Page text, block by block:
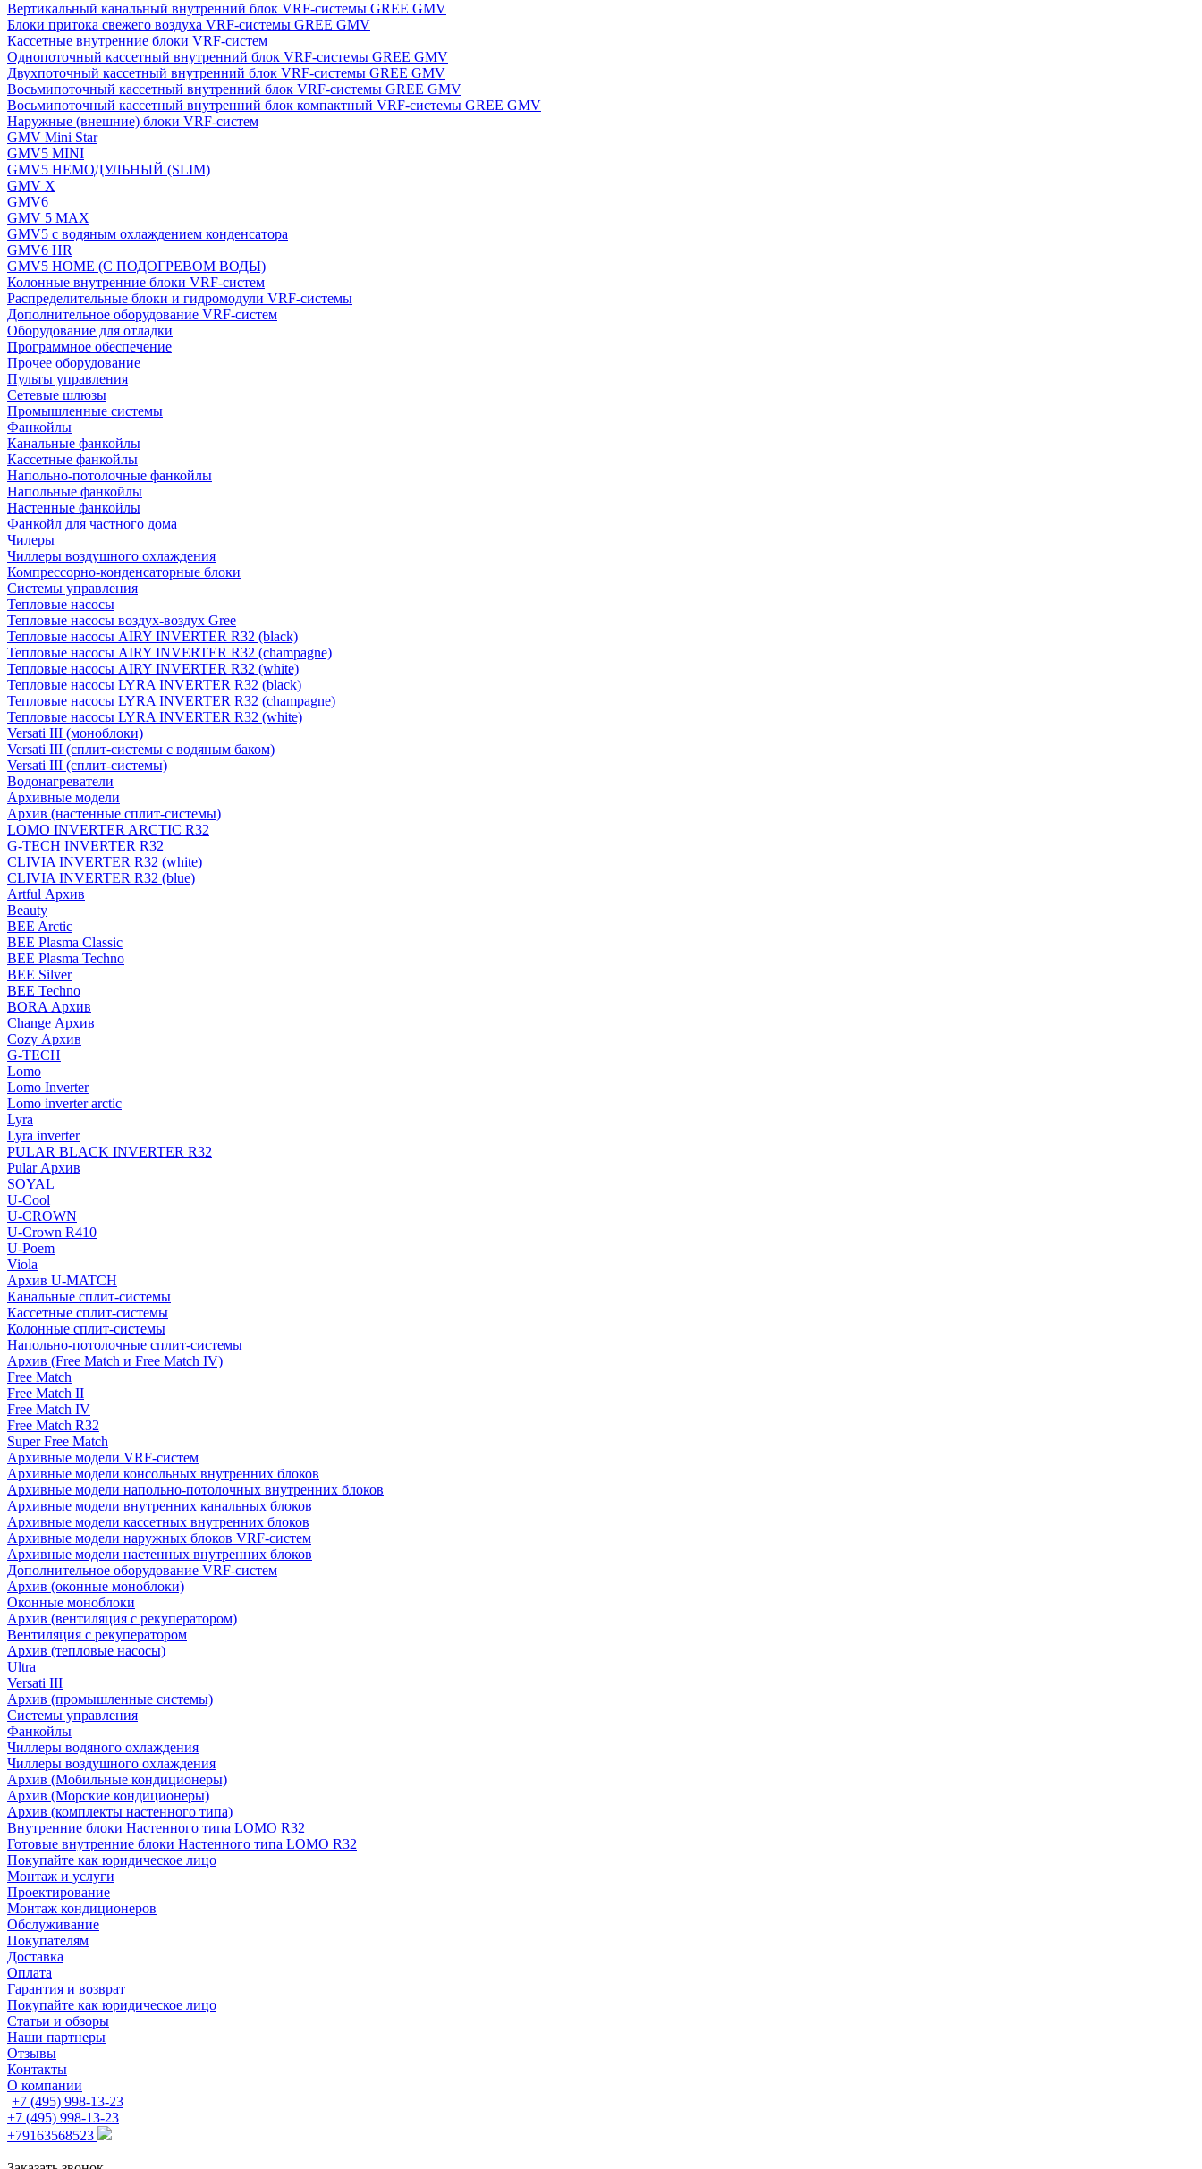
Вертикальный канальный внутренний блок VRF-системы GREE GMV
Блоки притока свежего воздуха VRF-системы GREE GMV
Кассетные внутренние блоки VRF-систем
Однопоточный кассетный внутренний блок VRF-системы GREE GMV
Двухпоточный кассетный внутренний блок VRF-системы GREE GMV
Восьмипоточный кассетный внутренний блок VRF-системы GREE GMV
Восьмипоточный кассетный внутренний блок компактный VRF-системы GREE GMV
Наружные (внешние) блоки VRF-систем
GMV Mini Star
GMV5 MINI
GMV5 НЕМОДУЛЬНЫЙ (SLIM)
GMV X
GMV6
GMV 5 MAX
GMV5 с водяным охлаждением конденсатора
GMV6 HR
GMV5 HOME (С ПОДОГРЕВОМ ВОДЫ)
Колонные внутренние блоки VRF-систем
Распределительные блоки и гидромодули VRF-системы
Дополнительное оборудование VRF-систем
Оборудование для отладки
Программное обеспечение
Прочее оборудование
Пульты управления
Сетевые шлюзы
Промышленные системы
Фанкойлы
Канальные фанкойлы
Кассетные фанкойлы
Напольно-потолочные фанкойлы
Напольные фанкойлы
Настенные фанкойлы
Фанкойл для частного дома
Чилеры
Чиллеры воздушного охлаждения
Компрессорно-конденсаторные блоки
Системы управления
Тепловые насосы
Тепловые насосы воздух-воздух Gree
Тепловые насосы AIRY INVERTER R32 (black)
Тепловые насосы AIRY INVERTER R32 (champagne)
Тепловые насосы AIRY INVERTER R32 (white)
Тепловые насосы LYRA INVERTER R32 (black)
Тепловые насосы LYRA INVERTER R32 (champagne)
Тепловые насосы LYRA INVERTER R32 (white)
Versati III (моноблоки)
Versati III (сплит-системы с водяным баком)
Versati III (сплит-системы)
Водонагреватели
Архивные модели
Архив (настенные сплит-системы)
LOMO INVERTER ARCTIC R32
G-TECH INVERTER R32
CLIVIA INVERTER R32 (white)
CLIVIA INVERTER R32 (blue)
Artful Архив
Beauty
BEE Arctic
BEE Plasma Classic
BEE Plasma Techno
BEE Silver
BEE Techno
BORA Архив
Change Архив
Cozy Архив
G-TECH
Lomo
Lomo Inverter
Lomo inverter arctic
Lyra
Lyra inverter
PULAR BLACK INVERTER R32
Pular Архив
SOYAL
U-Cool
U-CROWN
U-Crown R410
U-Poem
Viola
Архив U-MATCH
Канальные сплит-системы
Кассетные сплит-системы
Колонные сплит-системы
Напольно-потолочные сплит-системы
Архив (Free Match и Free Match IV)
Free Match
Free Match II
Free Match IV
Free Match R32
Super Free Match
Архивные модели VRF-систем
Архивные модели консольных внутренних блоков
Архивные модели напольно-потолочных внутренних блоков
Архивные модели внутренних канальных блоков
Архивные модели кассетных внутренних блоков
Архивные модели наружных блоков VRF-систем
Архивные модели настенных внутренних блоков
Дополнительное оборудование VRF-систем
Архив (оконные моноблоки)
Оконные моноблоки
Архив (вентиляция с рекуператором)
Вентиляция с рекуператором
Архив (тепловые насосы)
Ultra
Versati III
Архив (промышленные системы)
Системы управления
Фанкойлы
Чиллеры водяного охлаждения
Чиллеры воздушного охлаждения
Архив (Мобильные кондиционеры)
Архив (Морские кондиционеры)
Архив (комплекты настенного типа)
Внутренние блоки Настенного типа LOMO R32
Готовые внутренние блоки Настенного типа LOMO R32
Покупайте как юридическое лицо
Монтаж и услуги
Проектирование
Монтаж кондиционеров
Обслуживание
Покупателям
Доставка
Оплата
Гарантия и возврат
Покупайте как юридическое лицо
Статьи и обзоры
Наши партнеры
Отзывы
Контакты
О компании
+7 (495) 998-13-23
+7 (495) 998-13-23
+79163568523